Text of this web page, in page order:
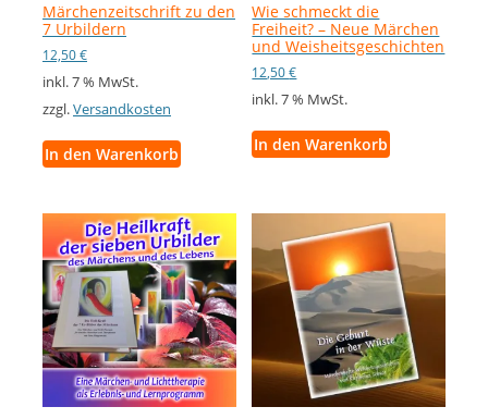
Märchenzeitschrift zu den
7 Urbildern
12,50€
inkl. 7 % MwSt.
zzgl.Versandkosten
In den Warenkorb
Wie schmeckt die
Freiheit? – Neue Märchen
und Weisheitsgeschichten
12,50€
inkl. 7 % MwSt.
In den Warenkorb